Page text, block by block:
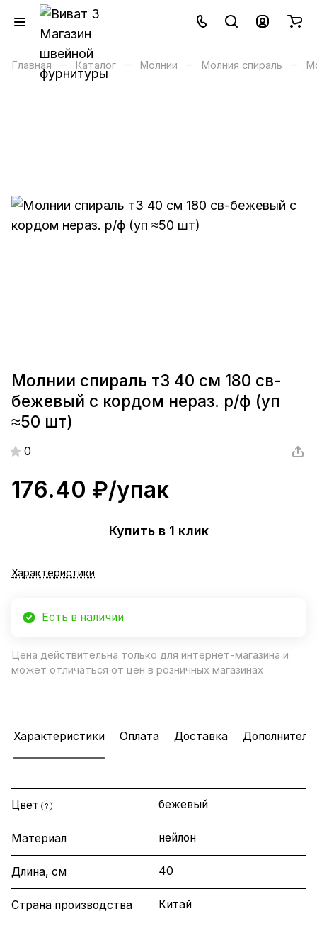
Главная – Каталог – Молнии – Молния спираль –
Молнии спираль т3 40 см 180 св-
бежевый с кордом нераз. р/ф (уп
≈50 шт)
0
176.40 ₽/упак
Купить в 1 клик
Характеристики
Есть в наличии
Цена действительна только для интернет-магазина и
может отличаться от цен в розничных магазинах
Характеристики Оплата Доставка
Цвет ? бежевый
Материал нейлон
Длина, см 40
Страна производства Китай